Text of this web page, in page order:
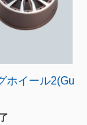
ホイール2(Gu